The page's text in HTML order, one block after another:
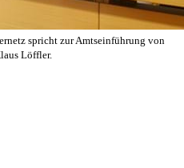
spricht zur Amtseinführung von
Löffler.